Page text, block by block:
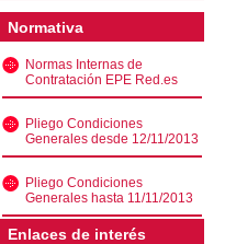
Normativa
Normas Internas de
Contratación EPE Red.es
Pliego Condiciones
Generales desde 12/11/2013
Pliego Condiciones
Generales hasta 11/11/2013
Enlaces de interés